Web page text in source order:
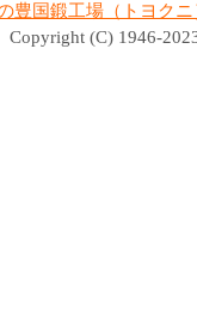
豊国鍛工場（トヨクニ
Copyright (C) 1946-